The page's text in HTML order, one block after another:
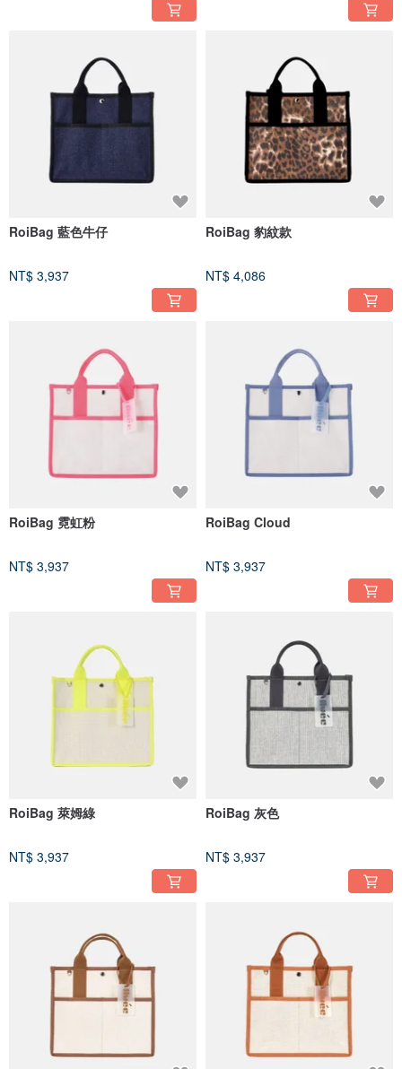
RoiBag 藍色牛仔
NT$ 3,937
RoiBag 豹紋款
NT$ 4,086
RoiBag 霓虹粉
NT$ 3,937
RoiBag Cloud
NT$ 3,937
RoiBag 萊姆綠
NT$ 3,937
RoiBag 灰色
NT$ 3,937